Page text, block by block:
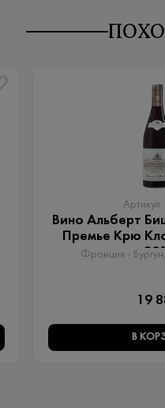
Вино Альберт
Премье Крю
Франция -
19
В